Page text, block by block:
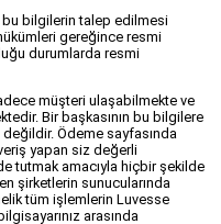
bilgilerin talep edilmesi
gereğince resmi
durumlarda resmi
müşteri ulaşabilmekte ve
Bir başkasının bu bilgilere
Ödeme sayfasında
yapan siz değerli
tutmak amacıyla hiçbir şekilde
şirketlerin sunucularında
tüm işlemlerin Luvesse
arasında